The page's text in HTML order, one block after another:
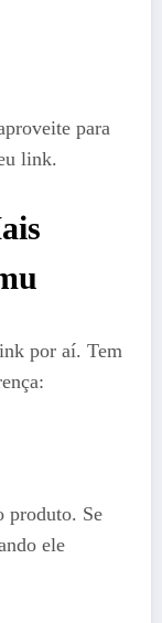
para
link.
por aí. Tem
produto. Se
ele